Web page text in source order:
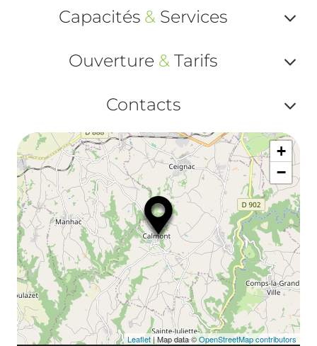
ou
Capacités & Services
ou
Ouverture & Tarifs
ou
et
Contacts
ou
+
−
Leaflet | Map data ©OpenStreetMap contributors